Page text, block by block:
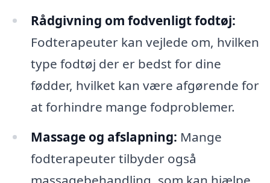
Rådgivning om fodvenligt fodtøj:
Fodterapeuter kan vejlede om, hvilken
type fodtøj der er bedst for dine
fødder, hvilket kan være afgørende for
at forhindre mange fodproblemer.
Massage og afslapning: Mange
fodterapeuter tilbyder også